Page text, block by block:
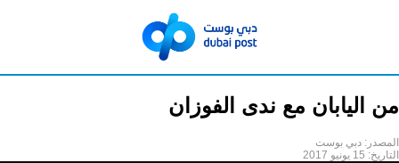
من اليابان مع ندى الفوزان
المصدر: دبي بوست
التاريخ: 15 يونيو 2017